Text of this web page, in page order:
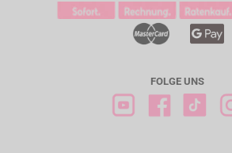
FOLGE UNS